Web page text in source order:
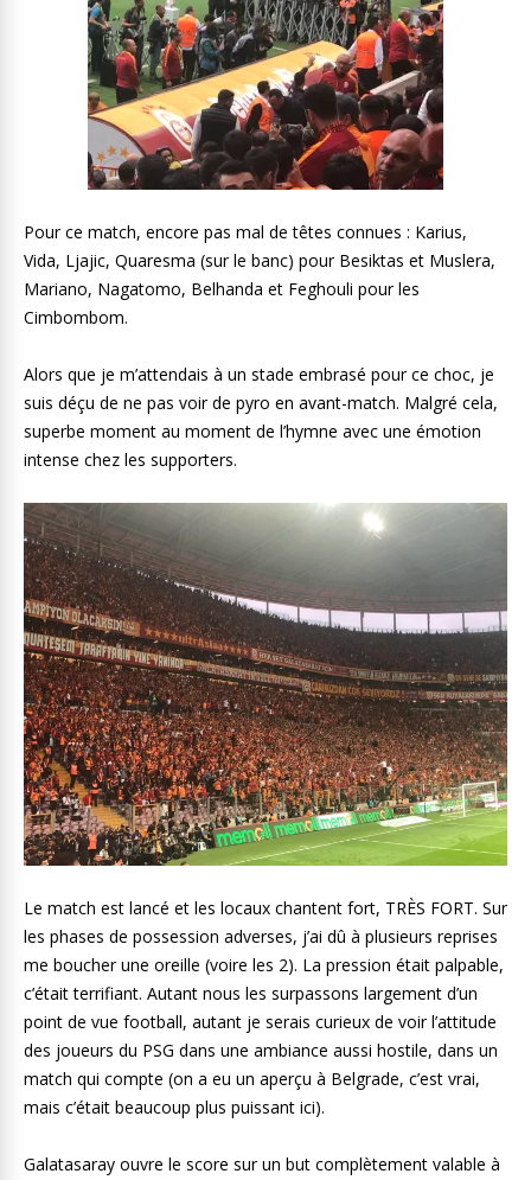
Pour ce match, encore pas mal de têtes connues : Karius,
Vida, Ljajic, Quaresma (sur le banc) pour Besiktas et Muslera,
Mariano, Nagatomo, Belhanda et Feghouli pour les
Cimbombom.
Alors que je m’attendais à un stade embrasé pour ce choc, je
suis déçu de ne pas voir de pyro en avant-match. Malgré cela,
superbe moment au moment de l’hymne avec une émotion
intense chez les supporters.
Le match est lancé et les locaux chantent fort, TRÈS FORT. Sur
les phases de possession adverses, j’ai dû à plusieurs reprises
me boucher une oreille (voire les 2). La pression était palpable,
c’était terrifiant. Autant nous les surpassons largement d’un
point de vue football, autant je serais curieux de voir l’attitude
des joueurs du PSG dans une ambiance aussi hostile, dans un
match qui compte (on a eu un aperçu à Belgrade, c’est vrai,
mais c’était beaucoup plus puissant ici).
Galatasaray ouvre le score sur un but complètement valable à